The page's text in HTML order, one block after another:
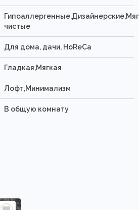
чистые
Для дома, дачи, HoReCa
Гладкая,Мягкая
Лофт,Минимализм
В общую комнату